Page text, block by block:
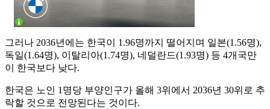
그러나 2036년에는 한국이 1.96명까지 떨어지며 일본(1.56명),
독일(1.64명), 이탈리아(1.74명), 네덜란드(1.93명) 등 4개국만
이 한국보다 낮다.
한국은 노인 1명당 부양인구가 올해 3위에서 2036년 30위로 추
락할 것으로 전망된다는 것이다.